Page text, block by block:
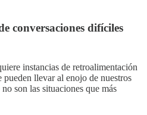
conversaciones difíciles
instancias de retroalimentación
llevar al enojo de nuestros
son las situaciones que más